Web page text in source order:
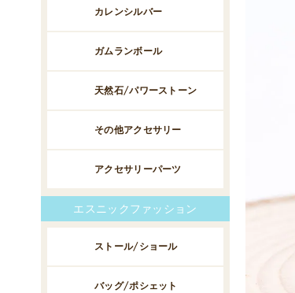
カレンシルバー
ガムランボール
天然石/パワーストーン
その他アクセサリー
アクセサリーパーツ
エスニックファッション
ストール/ショール
バッグ/ポシェット